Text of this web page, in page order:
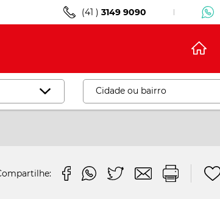
(41 ) 3149 9090
3
Cidade ou bairro
Jardim Cecilia